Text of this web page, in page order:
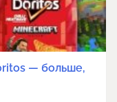
— больше,